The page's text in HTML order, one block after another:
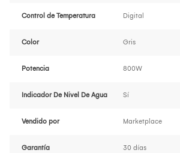
Control de Temperatura Digital
Color Gris
Potencia 800W
Indicador De Nivel De Agua Sí
Vendido por Marketplace
Garantía 30 días